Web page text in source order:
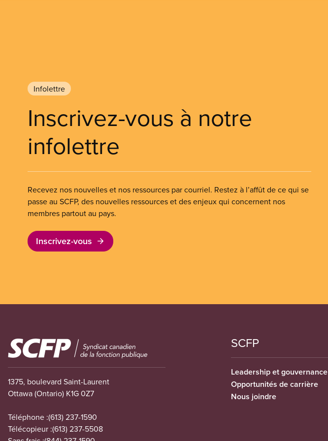
Infolettre
Inscrivez-vous à notre
infolettre
Recevez nos nouvelles et nos ressources par courriel. Restez à l’affût de ce qui se
passe au SCFP, des nouvelles ressources et des enjeux qui concernent nos
membres partout au pays.
Inscrivez-vous
Image
1375, boulevard Saint-Laurent
Ottawa (Ontario) K1G 0Z7
Téléphone :(613) 237-1590
Télécopieur :(613) 237-5508
SCFP
Leadership et gouvernance
Opportunités de carrière
Nous joindre